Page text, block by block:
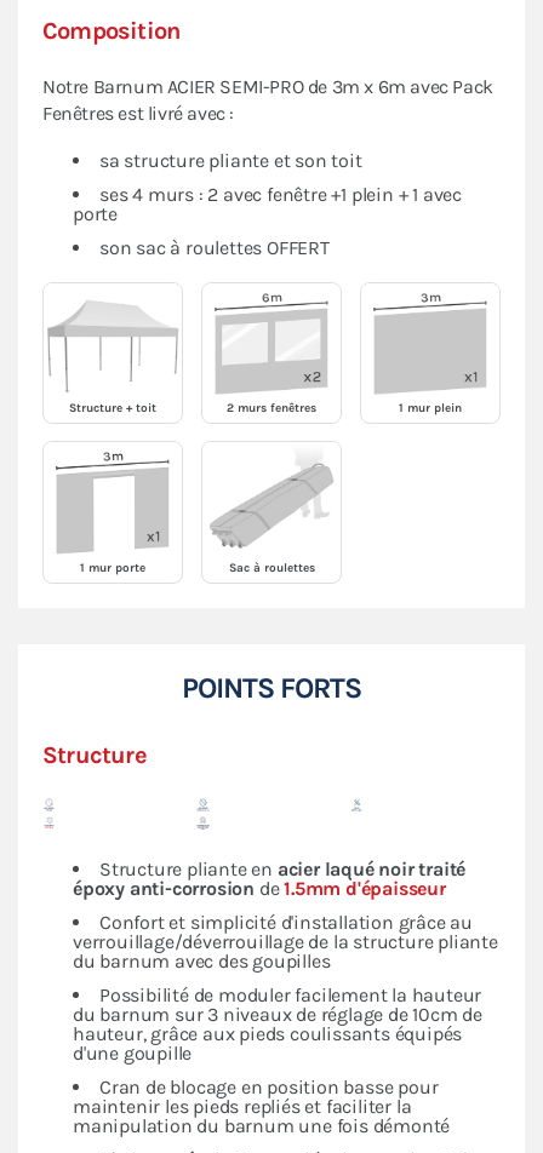
Composition
Notre Barnum ACIER SEMI-PRO de 3m x 6m avec Pack
Fenêtres est livré avec :
sa structure pliante et son toit
ses 4 murs : 2 avec fenêtre +1 plein + 1 avec
porte
son sac à roulettes OFFERT
Structure + toit 2 murs fenêtres 1 mur plein
1 mur porte Sac à roulettes
POINTS FORTS
Structure
Structure pliante en acier laqué noir traité
époxy anti-corrosion de1.5mm d'épaisseur
Confort et simplicité d'installation grâce au
verrouillage/déverrouillage de la structure pliante
du barnum avec des goupilles
Possibilité de moduler facilement la hauteur
du barnum sur 3 niveaux de réglage de 10cm de
hauteur, grâce aux pieds coulissants équipés
d'une goupille
Cran de blocage en position basse pour
maintenir les pieds repliés et faciliter la
manipulation du barnum une fois démonté